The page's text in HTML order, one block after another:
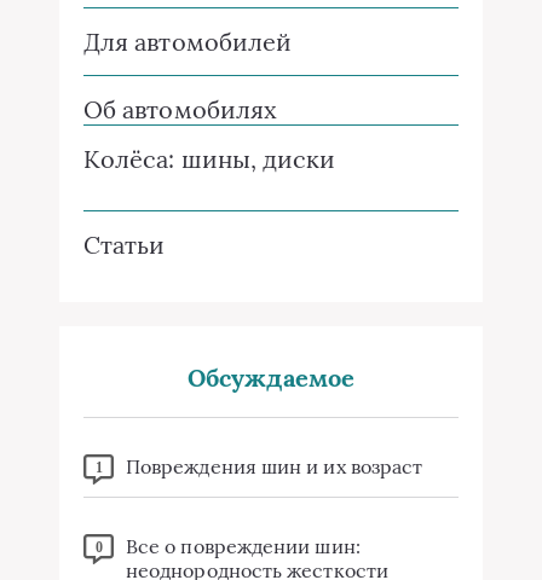
Для автомобилей
Об автомобилях
Колёса: шины, диски
Статьи
Обсуждаемое
1 Повреждения шин и их возраст
0
Все о повреждении шин:
неоднородность жесткости